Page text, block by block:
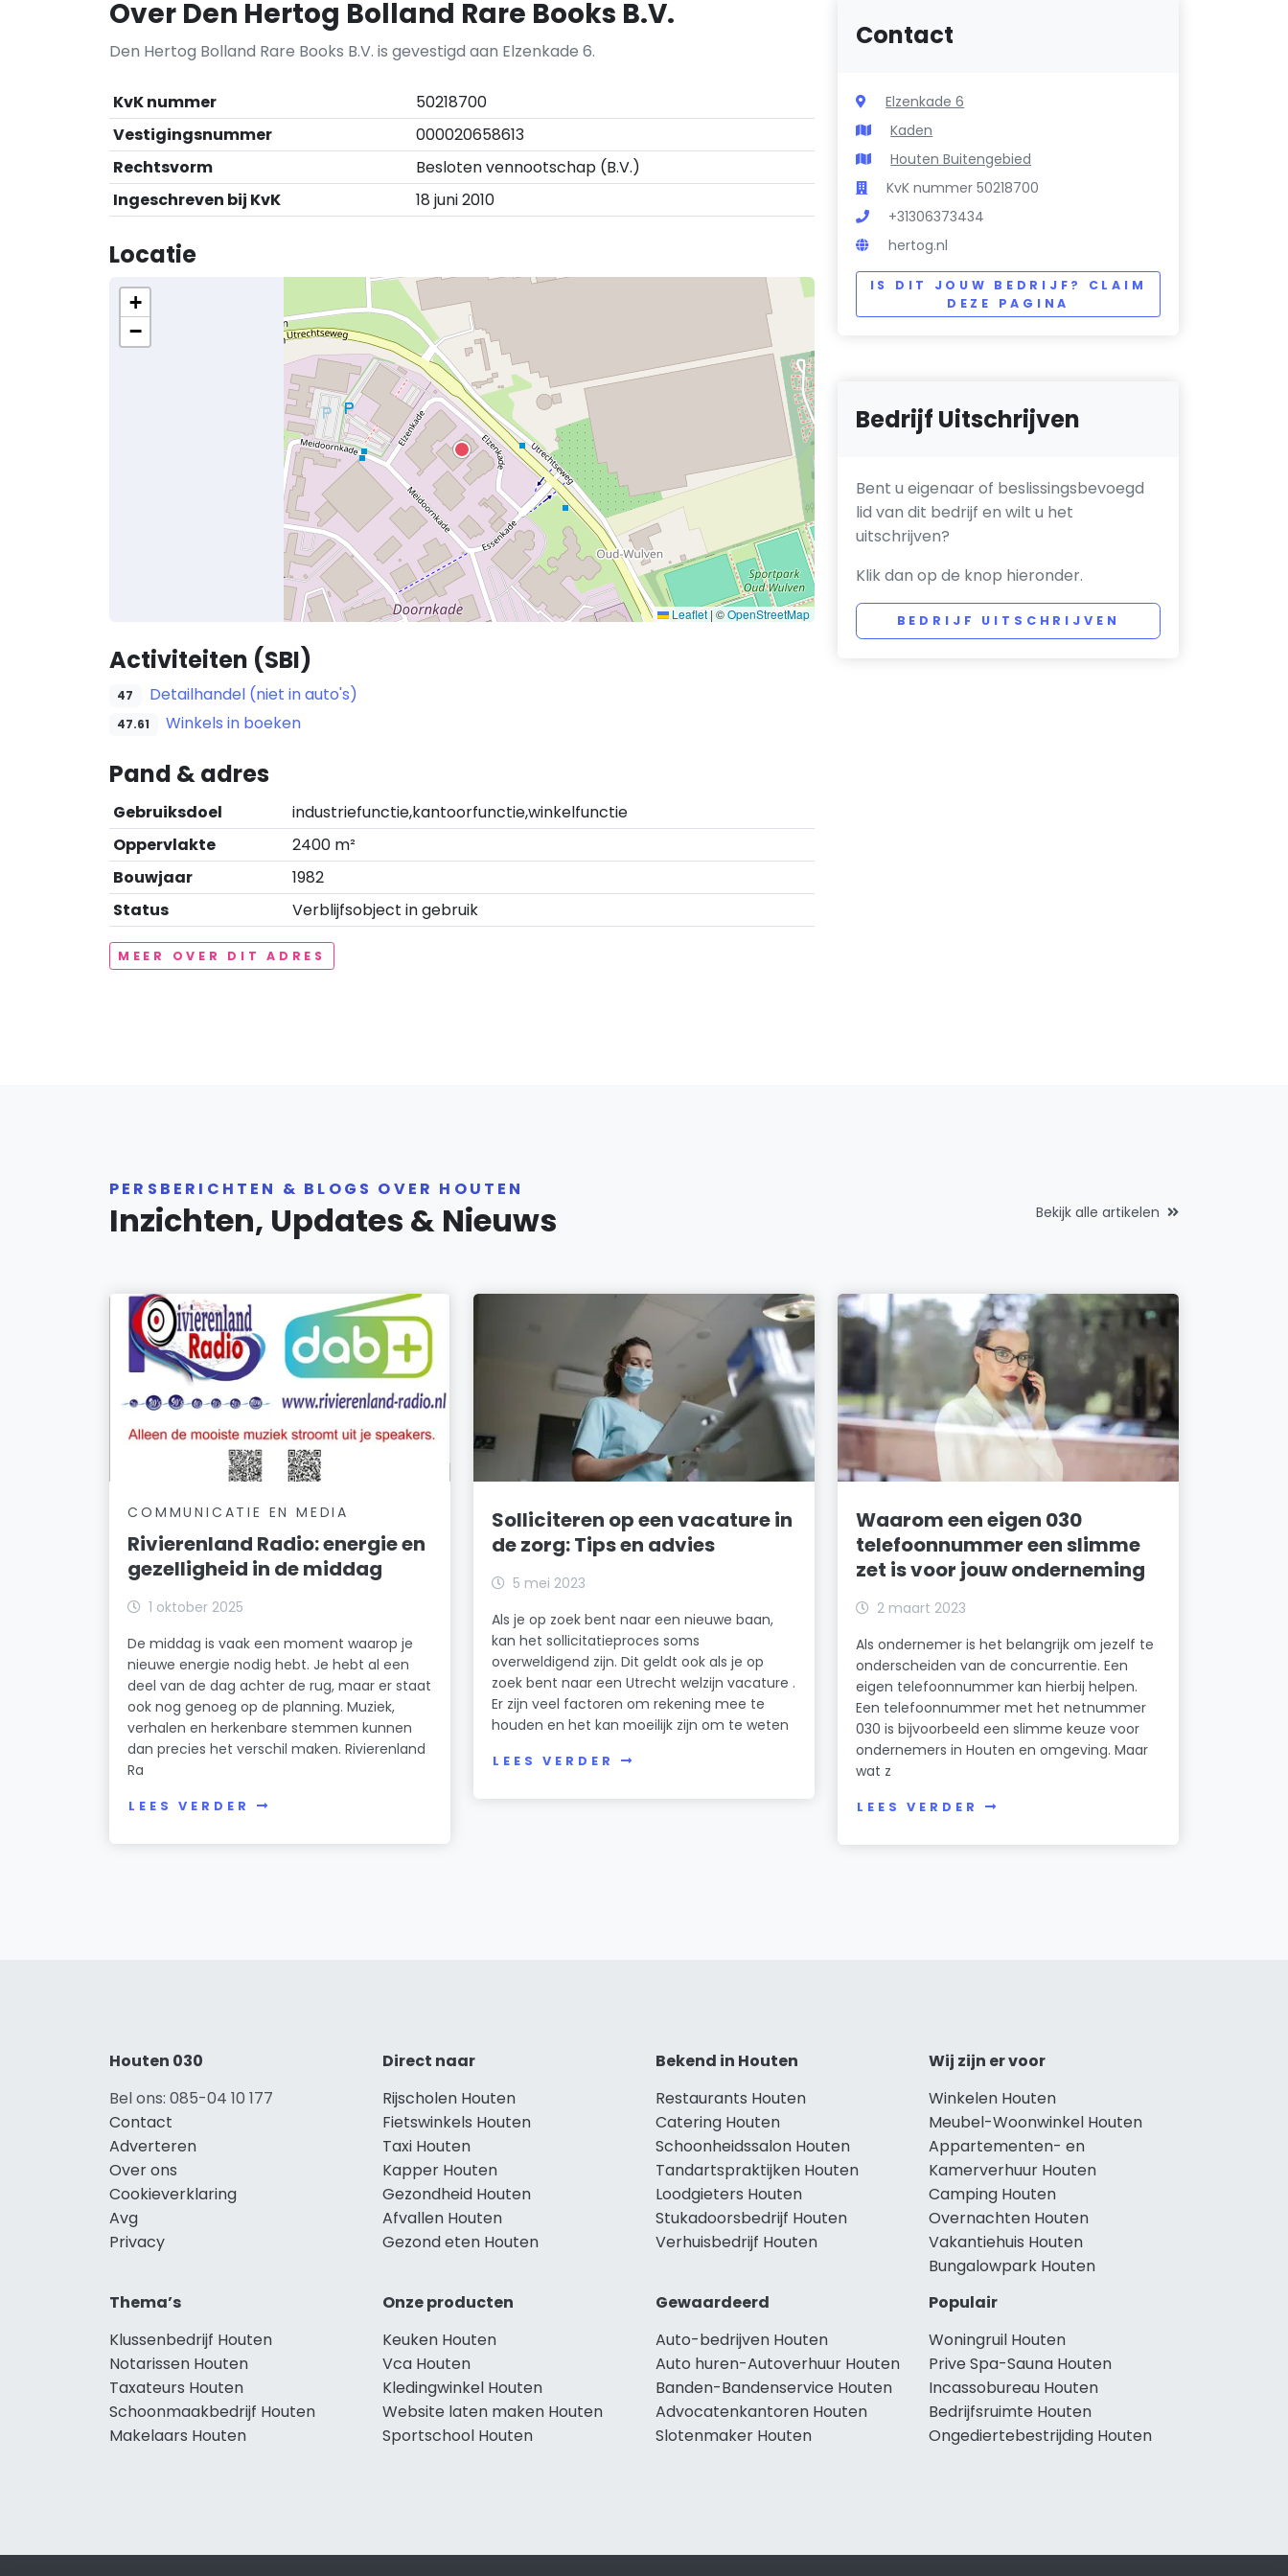
Over Den Hertog Bolland Rare Books B.V.
Den Hertog Bolland Rare Books B.V. is gevestigd aan Elzenkade 6.
KvK nummer
50218700
Vestigingsnummer
000020658613
Rechtsvorm
Besloten vennootschap (B.V.)
Ingeschreven bij KvK
18 juni 2010
Locatie
+
−
Leaflet|©OpenStreetMap
Activiteiten (SBI)
47 Detailhandel (niet in auto's)
47.61 Winkels in boeken
Pand & adres
Gebruiksdoel
industriefunctie,kantoorfunctie,winkelfunctie
Oppervlakte
2400 m²
Bouwjaar
1982
Status
Verblijfsobject in gebruik
MEER OVER DIT ADRES
Contact
Elzenkade 6
Kaden
Houten Buitengebied
KvK nummer 50218700
+31306373434
hertog.nl
IS DIT JOUW BEDRIJF? CLAIM
DEZE PAGINA
Bedrijf Uitschrijven
Bent u eigenaar of beslissingsbevoegd
lid van dit bedrijf en wilt u het
uitschrijven?
Klik dan op de knop hieronder.
BEDRIJF UITSCHRIJVEN
PERSBERICHTEN & BLOGS OVER HOUTEN
Inzichten, Updates & Nieuws Bekijk alle artikelen
COMMUNICATIE EN MEDIA
Rivierenland Radio: energie en
gezelligheid in de middag
1 oktober 2025
De middag is vaak een moment waarop je
nieuwe energie nodig hebt. Je hebt al een
deel van de dag achter de rug, maar er staat
ook nog genoeg op de planning. Muziek,
verhalen en herkenbare stemmen kunnen
dan precies het verschil maken. Rivierenland
Ra
LEES VERDER
Solliciteren op een vacature in
de zorg: Tips en advies
5 mei 2023
Als je op zoek bent naar een nieuwe baan,
kan het sollicitatieproces soms
overweldigend zijn. Dit geldt ook als je op
zoek bent naar een Utrecht welzijn vacature .
Er zijn veel factoren om rekening mee te
houden en het kan moeilijk zijn om te weten
LEES VERDER
Waarom een eigen 030
telefoonnummer een slimme
zet is voor jouw onderneming
2 maart 2023
Als ondernemer is het belangrijk om jezelf te
onderscheiden van de concurrentie. Een
eigen telefoonnummer kan hierbij helpen.
Een telefoonnummer met het netnummer
030 is bijvoorbeeld een slimme keuze voor
ondernemers in Houten en omgeving. Maar
wat z
LEES VERDER
Houten 030
Bel ons: 085-04 10 177
Contact
Adverteren
Over ons
Cookieverklaring
Avg
Privacy
Direct naar
Rijscholen Houten
Fietswinkels Houten
Taxi Houten
Kapper Houten
Gezondheid Houten
Afvallen Houten
Gezond eten Houten
Bekend in Houten
Restaurants Houten
Catering Houten
Schoonheidssalon Houten
Tandartspraktijken Houten
Loodgieters Houten
Stukadoorsbedrijf Houten
Verhuisbedrijf Houten
Wij zijn er voor
Winkelen Houten
Meubel-Woonwinkel Houten
Appartementen- en
Kamerverhuur Houten
Camping Houten
Overnachten Houten
Vakantiehuis Houten
Bungalowpark Houten
Thema’s
Klussenbedrijf Houten
Notarissen Houten
Taxateurs Houten
Schoonmaakbedrijf Houten
Makelaars Houten
Onze producten
Keuken Houten
Vca Houten
Kledingwinkel Houten
Website laten maken Houten
Sportschool Houten
Gewaardeerd
Auto-bedrijven Houten
Auto huren-Autoverhuur Houten
Banden-Bandenservice Houten
Advocatenkantoren Houten
Slotenmaker Houten
Populair
Woningruil Houten
Prive Spa-Sauna Houten
Incassobureau Houten
Bedrijfsruimte Houten
Ongediertebestrijding Houten